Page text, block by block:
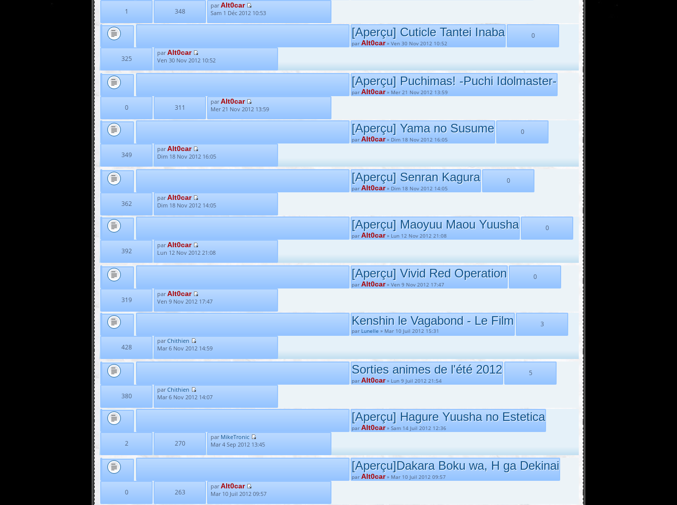
1 348
parAlt0car
Sam 1 Déc 2012 10:53
[Aperçu] Cuticle Tantei Inaba
par Alt0car» Ven 30 Nov 2012 10:52
0
325
parAlt0car
Ven 30 Nov 2012 10:52
[Aperçu] Puchimas! -Puchi Idolmaster-
par Alt0car» Mer 21 Nov 2012 13:59
0 311
parAlt0car
Mer 21 Nov 2012 13:59
[Aperçu] Yama no Susume
par Alt0car» Dim 18 Nov 2012 16:05
0
349
parAlt0car
Dim 18 Nov 2012 16:05
[Aperçu] Senran Kagura
par Alt0car» Dim 18 Nov 2012 14:05
0
362
parAlt0car
Dim 18 Nov 2012 14:05
[Aperçu] Maoyuu Maou Yuusha
par Alt0car» Lun 12 Nov 2012 21:08
0
392
parAlt0car
Lun 12 Nov 2012 21:08
[Aperçu] Vivid Red Operation
par Alt0car» Ven 9 Nov 2012 17:47
0
319
parAlt0car
Ven 9 Nov 2012 17:47
Kenshin le Vagabond - Le Film
par Lunelle » Mar 10 Juil 2012 15:31
3
428
parChithien
Mar 6 Nov 2012 14:59
Sorties animes de l'été 2012
par Alt0car» Lun 9 Juil 2012 21:54
5
380
parChithien
Mar 6 Nov 2012 14:07
[Aperçu] Hagure Yuusha no Estetica
par Alt0car» Sam 14 Juil 2012 12:36
2 270
par MikeTronic
Mar 4 Sep 2012 13:45
[Aperçu]Dakara Boku wa, H ga Dekinai
par Alt0car» Mar 10 Juil 2012 09:57
0 263
parAlt0car
Mar 10 Juil 2012 09:57